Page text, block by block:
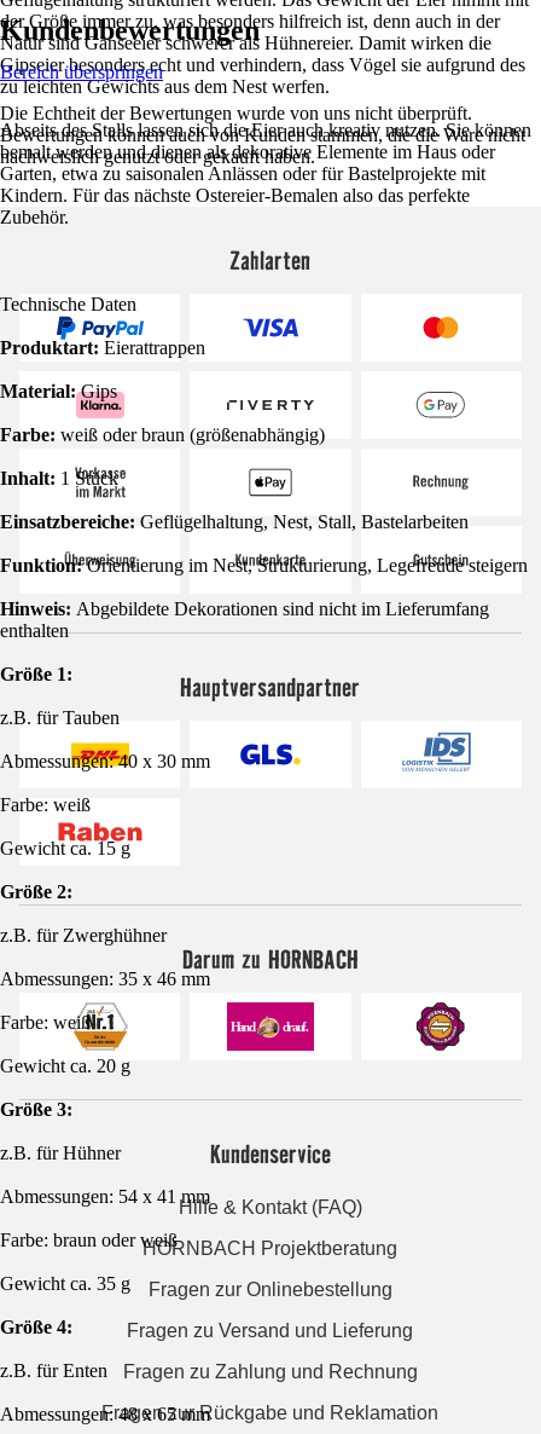
der Größe immer zu, was besonders hilfreich ist, denn auch in der
Natur sind Gänseeier schwerer als Hühnereier. Damit wirken die
Gipseier besonders echt und verhindern, dass Vögel sie aufgrund des
zu leichten Gewichts aus dem Nest werfen.
Abseits des Stalls lassen sich die Eier auch kreativ nutzen. Sie können
bemalt werden und dienen als dekorative Elemente im Haus oder
Garten, etwa zu saisonalen Anlässen oder für Bastelprojekte mit
Kindern. Für das nächste Ostereier-Bemalen also das perfekte
Zubehör.
Technische Daten
Produktart: Eierattrappen
Material:Gips
Farbe: weiß oder braun (größenabhängig)
Inhalt: 1 Stück
Einsatzbereiche: Geflügelhaltung, Nest, Stall, Bastelarbeiten
Funktion:Orientierung im Nest, Strukturierung, Legefreude steigern
Hinweis: Abgebildete Dekorationen sind nicht im Lieferumfang
enthalten
Größe 1:
z.B. für Tauben
Abmessungen: 40 x 30 mm
Farbe: weiß
Gewicht ca. 15 g
Größe 2:
z.B. für Zwerghühner
Abmessungen: 35 x 46 mm
Farbe: weiß
Gewicht ca. 20 g
Größe 3:
z.B. für Hühner
Abmessungen: 54 x 41 mm
Farbe: braun oder weiß
Gewicht ca. 35 g
Größe 4:
z.B. für Enten
Abmessungen: 48 x 65 mm
Kundenbewertungen
Bereich überspringen
Die Echtheit der Bewertungen wurde von uns nicht überprüft.
Bewertungen können auch von Kunden stammen, die die Ware nicht
nachweislich genutzt oder gekauft haben.
Zahlarten
Hauptversandpartner
Darum zu HORNBACH
Kundenservice
Hilfe & Kontakt (FAQ)
HORNBACH Projektberatung
Fragen zur Onlinebestellung
Fragen zu Versand und Lieferung
Fragen zu Zahlung und Rechnung
Fragen zur Rückgabe und Reklamation